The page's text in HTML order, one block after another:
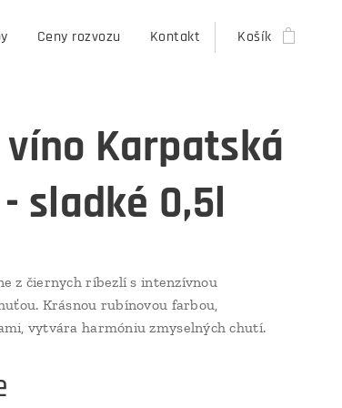
Ceny rozvozu Kontakt Košík
Karpatská
sladké 0,5l
z čiernych ríbezlí s intenzívnou
Krásnou rubínovou farbou,
vytvára harmóniu zmyselných chutí.